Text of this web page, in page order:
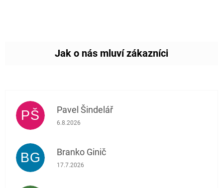
PŠ Pavel Šindelář
Hodnocení obchodu je 5 z 5 hvězdiček.
6.8.2026
BG Branko Ginič
Hodnocení obchodu je 5 z 5 hvězdiček.
17.7.2026